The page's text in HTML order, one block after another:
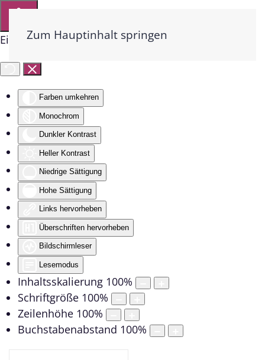
Eingabehilfen öffnen
Farben umkehren
Monochrom
Dunkler Kontrast
Heller Kontrast
Niedrige Sättigung
Hohe Sättigung
Links hervorheben
Überschriften hervorheben
Bildschirmleser
Lesemodus
Inhaltsskalierung 100%
Schriftgröße 100%
Zeilenhöhe 100%
Buchstabenabstand 100%
Zum Hauptinhalt springen